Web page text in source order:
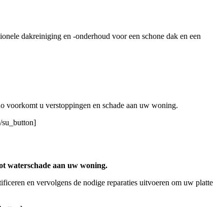
dakreiniging en -onderhoud voor een schone dak en een
voorkomt u verstoppingen en schade aan uw woning.
su_button]
waterschade aan uw woning.
en vervolgens de nodige reparaties uitvoeren om uw platte